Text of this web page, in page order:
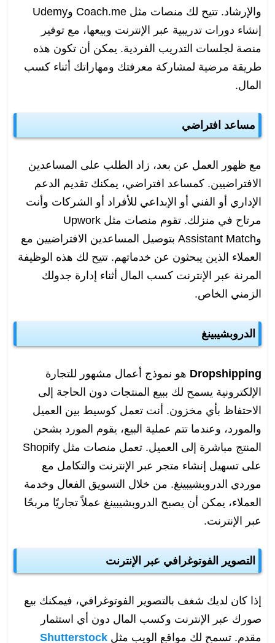
والإرشاد. تتيح لك منصات مثل Coach.me وUdemy
إنشاء دورات تدريبية عبر الإنترنت وبيعها، مع توفير
منصة لجلسات التدريب الفردية. يمكن أن تكون هذه
طريقة مرضية لمشاركة معرفتك ومهاراتك أثناء كسب
المال.
مساعد افتراضي
مع ظهور العمل عن بعد، زاد الطلب على المساعدين
الافتراضيين. كمساعد افتراضي، يمكنك تقديم الدعم
الإداري أو الفني أو الإبداعي للأفراد أو الشركات وأنت
مرتاح في منزلك. تقوم منصات مثل Upwork
وAssistant Match بتوصيل المساعدين الافتراضيين مع
العملاء الذين يبحثون عن خدماتهم. تتيح لك هذه الوظيفة
المرنة عبر الإنترنت كسب المال أثناء إدارة جدولك
الزمني الخاص.
الدروبشيبينغ
Dropshipping هو نموذج أعمال مشهور للتجارة
الإلكترونية يسمح لك ببيع المنتجات دون الحاجة إلى
الاحتفاظ بأي مخزون. أنت تعمل كوسيط بين العميل
والمورد، وعندما تتم عملية البيع، يقوم المورد بشحن
المنتج مباشرة إلى العميل. تعمل منصات مثل Shopify
على تسهيل إنشاء متجر عبر الإنترنت والتكامل مع
موردي الدروبشيبينغ. من خلال التسويق الفعال وخدمة
العملاء، يمكن أن يصبح الدروبشيبينغ عملاً تجاريًا مربحًا
عبر الإنترنت.
التصوير الفوتوغرافي عبر الإنترنت
إذا كان لديك شغف بالتصوير الفوتوغرافي، فيمكنك بيع
صورك عبر الإنترنت وكسب المال دون أي استثمار
مقدم. تسمح لك مواقع الويب مثلShutterstock